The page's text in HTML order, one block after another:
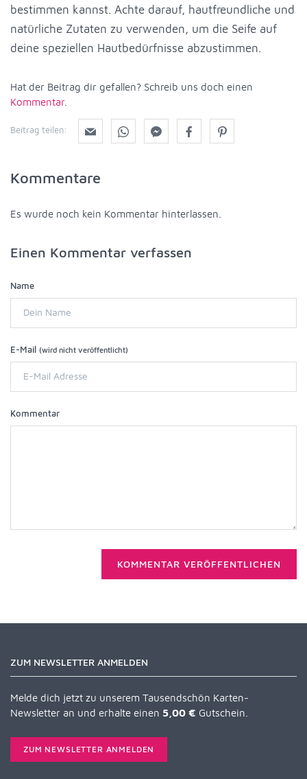
bestimmen kannst. Achte darauf, hautfreundliche und
natürliche Zutaten zu verwenden, um die Seife auf
deine speziellen Hautbedürfnisse abzustimmen.
Hat der Beitrag dir gefallen? Schreib uns doch einen
Kommentar.
Beitrag teilen:
Kommentare
Es wurde noch kein Kommentar hinterlassen.
Einen Kommentar verfassen
Name
E-Mail (wird nicht veröffentlicht)
Kommentar
KOMMENTAR VERÖFFENTLICHEN
ZUM NEWSLETTER ANMELDEN
Melde dich jetzt zu unserem Tausendschön Karten-
Newsletter an und erhalte einen 5,00 € Gutschein.
ZUM NEWSLETTER ANMELDEN